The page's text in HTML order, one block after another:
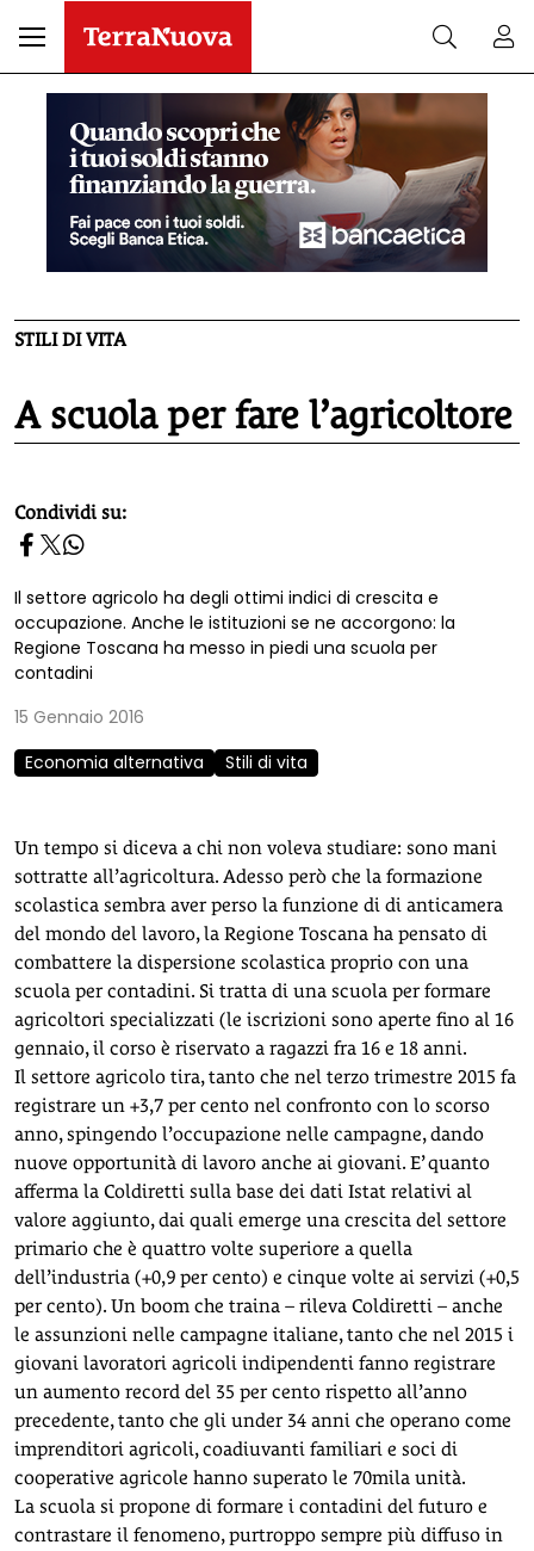
STILI DI VITA
A scuola per fare l’agricoltore
homepage h2
Condividi su:
Il settore agricolo ha degli ottimi indici di crescita e
occupazione. Anche le istituzioni se ne accorgono: la
Regione Toscana ha messo in piedi una scuola per
contadini
15 Gennaio 2016
Economia alternativa
Stili di vita
Un tempo si diceva a chi non voleva studiare: sono mani
sottratte all’agricoltura. Adesso però che la formazione
scolastica sembra aver perso la funzione di di anticamera
del mondo del lavoro, la Regione Toscana ha pensato di
combattere la dispersione scolastica proprio con una
scuola per contadini. Si tratta di una scuola per formare
agricoltori specializzati (le iscrizioni sono aperte fino al 16
gennaio, il corso è riservato a ragazzi fra 16 e 18 anni.
Il settore agricolo tira, tanto che nel terzo trimestre 2015 fa
registrare un +3,7 per cento nel confronto con lo scorso
anno, spingendo l’occupazione nelle campagne, dando
nuove opportunità di lavoro anche ai giovani. E’ quanto
afferma la Coldiretti sulla base dei dati Istat relativi al
valore aggiunto, dai quali emerge una crescita del settore
primario che è quattro volte superiore a quella
dell’industria (+0,9 per cento) e cinque volte ai servizi (+0,5
per cento). Un boom che traina – rileva Coldiretti – anche
le assunzioni nelle campagne italiane, tanto che nel 2015 i
giovani lavoratori agricoli indipendenti fanno registrare
un aumento record del 35 per cento rispetto all’anno
precedente, tanto che gli under 34 anni che operano come
imprenditori agricoli, coadiuvanti familiari e soci di
cooperative agricole hanno superato le 70mila unità.
La scuola si propone di formare i contadini del futuro e
contrastare il fenomeno, purtroppo sempre più diffuso in